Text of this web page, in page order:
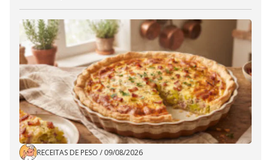
RECEITAS DE PESO / 09/08/2026